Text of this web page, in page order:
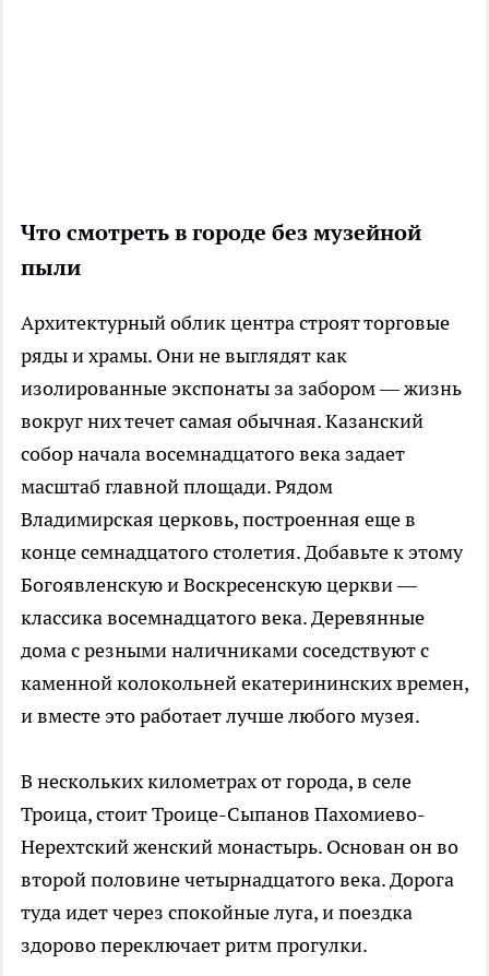
Что смотреть в городе без музейной
пыли
Архитектурный облик центра строят торговые
ряды и храмы. Они не выглядят как
изолированные экспонаты за забором — жизнь
вокруг них течет самая обычная. Казанский
собор начала восемнадцатого века задает
масштаб главной площади. Рядом
Владимирская церковь, построенная еще в
конце семнадцатого столетия. Добавьте к этому
Богоявленскую и Воскресенскую церкви —
классика восемнадцатого века. Деревянные
дома с резными наличниками соседствуют с
каменной колокольней екатерининских времен,
и вместе это работает лучше любого музея.
В нескольких километрах от города, в селе
Троица, стоит Троице-Сыпанов Пахомиево-
Нерехтский женский монастырь. Основан он во
второй половине четырнадцатого века. Дорога
туда идет через спокойные луга, и поездка
здорово переключает ритм прогулки.